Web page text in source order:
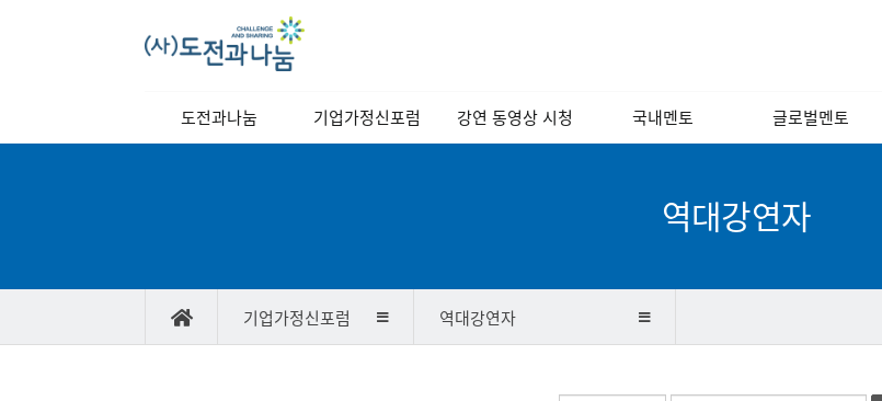
메
도전과나눔 기업가정신포럼
포럼사진/
강연 동영상 시청 국내멘토
소프트웨어/인터넷/
벤처캐피털
글로벌멘토
국내
역대강연자
기업가정신포럼 역대강연자